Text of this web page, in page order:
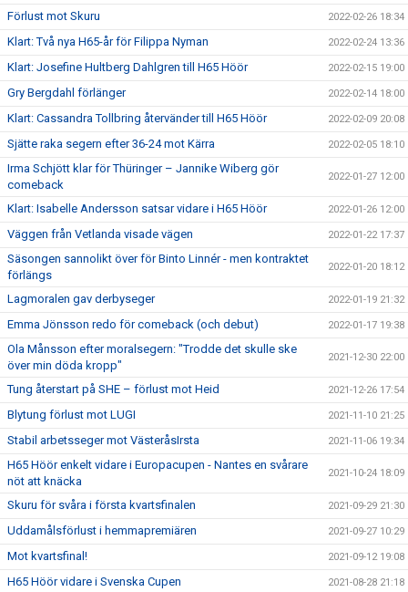
Förlust mot Skuru 2022-02-26 18:34
Klart: Två nya H65-år för Filippa Nyman 2022-02-24 13:36
Klart: Josefine Hultberg Dahlgren till H65 Höör 2022-02-15 19:00
Gry Bergdahl förlänger 2022-02-14 18:00
Klart: Cassandra Tollbring återvänder till H65 Höör 2022-02-09 20:08
Sjätte raka segern efter 36-24 mot Kärra 2022-02-05 18:10
Irma Schjött klar för Thüringer – Jannike Wiberg gör
comeback
2022-01-27 12:00
Klart: Isabelle Andersson satsar vidare i H65 Höör 2022-01-26 12:00
Väggen från Vetlanda visade vägen 2022-01-22 17:37
Säsongen sannolikt över för Binto Linnér - men kontraktet
förlängs
2022-01-20 18:12
Lagmoralen gav derbyseger 2022-01-19 21:32
Emma Jönsson redo för comeback (och debut) 2022-01-17 19:38
Ola Månsson efter moralsegern: "Trodde det skulle ske
över min döda kropp"
2021-12-30 22:00
Tung återstart på SHE – förlust mot Heid 2021-12-26 17:54
Blytung förlust mot LUGI 2021-11-10 21:25
Stabil arbetsseger mot VästeråsIrsta 2021-11-06 19:34
H65 Höör enkelt vidare i Europacupen - Nantes en svårare
nöt att knäcka
2021-10-24 18:09
Skuru för svåra i första kvartsfinalen 2021-09-29 21:30
Uddamålsförlust i hemmapremiären 2021-09-27 10:29
Mot kvartsfinal! 2021-09-12 19:08
H65 Höör vidare i Svenska Cupen 2021-08-28 21:18